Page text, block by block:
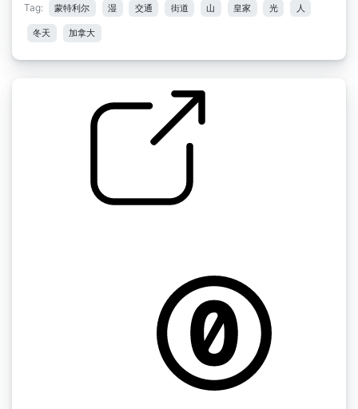
Tag: 蒙特利尔 湿 交通 街道 山 皇家 光 人
冬天 加拿大